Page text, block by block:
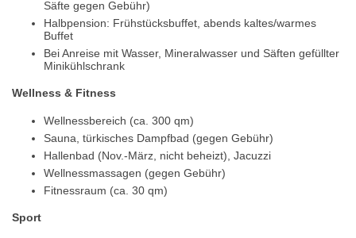
Säfte gegen Gebühr)
Halbpension: Frühstücksbuffet, abends kaltes/warmes
Buffet
Bei Anreise mit Wasser, Mineralwasser und Säften gefüllter
Minikühlschrank
Wellness & Fitness
Wellnessbereich (ca. 300 qm)
Sauna, türkisches Dampfbad (gegen Gebühr)
Hallenbad (Nov.-März, nicht beheizt), Jacuzzi
Wellnessmassagen (gegen Gebühr)
Fitnessraum (ca. 30 qm)
Sport